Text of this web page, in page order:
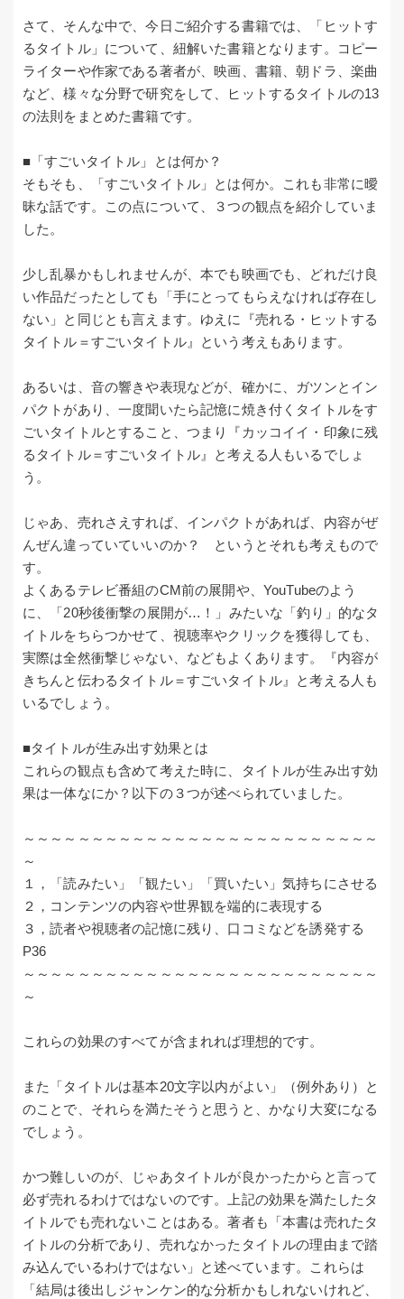
さて、そんな中で、今日ご紹介する書籍では、「ヒットす
るタイトル」について、紐解いた書籍となります。コピー
ライターや作家である著者が、映画、書籍、朝ドラ、楽曲
など、様々な分野で研究をして、ヒットするタイトルの13
の法則をまとめた書籍です。
■「すごいタイトル」とは何か？
そもそも、「すごいタイトル」とは何か。これも非常に曖
昧な話です。この点について、３つの観点を紹介していま
した。
少し乱暴かもしれませんが、本でも映画でも、どれだけ良
い作品だったとしても「手にとってもらえなければ存在し
ない」と同じとも言えます。ゆえに『売れる・ヒットする
タイトル＝すごいタイトル』という考えもあります。
あるいは、音の響きや表現などが、確かに、ガツンとイン
パクトがあり、一度聞いたら記憶に焼き付くタイトルをす
ごいタイトルとすること、つまり『カッコイイ・印象に残
るタイトル＝すごいタイトル』と考える人もいるでしょ
う。
じゃあ、売れさえすれば、インパクトがあれば、内容がぜ
んぜん違っていていいのか？ というとそれも考えもので
す。
よくあるテレビ番組のCM前の展開や、YouTubeのよう
に、「20秒後衝撃の展開が…！」みたいな「釣り」的なタ
イトルをちらつかせて、視聴率やクリックを獲得しても、
実際は全然衝撃じゃない、などもよくあります。『内容が
きちんと伝わるタイトル＝すごいタイトル』と考える人も
いるでしょう。
■タイトルが生み出す効果とは
これらの観点も含めて考えた時に、タイトルが生み出す効
果は一体なにか？以下の３つが述べられていました。
～～～～～～～～～～～～～～～～～～～～～～～～～～
～
１，「読みたい」「観たい」「買いたい」気持ちにさせる
２，コンテンツの内容や世界観を端的に表現する
３，読者や視聴者の記憶に残り、口コミなどを誘発する
P36
～～～～～～～～～～～～～～～～～～～～～～～～～～
～
これらの効果のすべてが含まれれば理想的です。
また「タイトルは基本20文字以内がよい」（例外あり）と
のことで、それらを満たそうと思うと、かなり大変になる
でしょう。
かつ難しいのが、じゃあタイトルが良かったからと言って
必ず売れるわけではないのです。上記の効果を満たしたタ
イトルでも売れないことはある。著者も「本書は売れたタ
イトルの分析であり、売れなかったタイトルの理由まで踏
み込んでいるわけではない」と述べています。これらは
「結局は後出しジャンケン的な分析かもしれないけれど、